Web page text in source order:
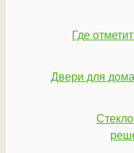
Где
Двери для